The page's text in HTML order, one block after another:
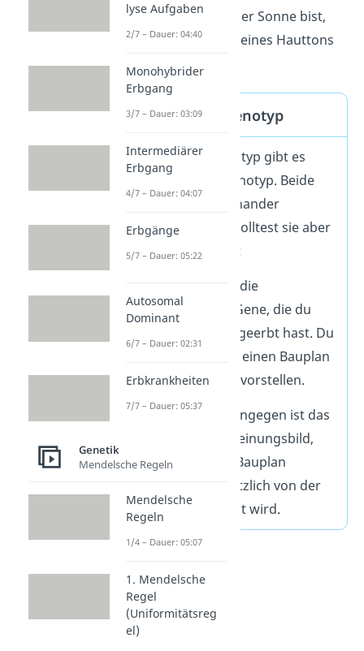
zum Beispiel viel in der Sonne bist,
wird der Phänotyp deines Hauttons
dunkler.
Phänotyp vs. Genotyp
Neben dem Phänotyp gibt es
auch noch den Genotyp. Beide
hängen eng miteinander
zusammen — du solltest sie aber
nicht verwechseln:
🧬Der Genotyp ist die
Kombination der Gene, die du
von deinen Eltern geerbt hast. Du
kannst dir das wie einen Bauplan
für deinen Körper vorstellen.
👁️Der Phänotyp hingegen ist das
tatsächliche Erscheinungsbild,
das durch diesen Bauplan
entsteht und zusätzlich von der
Umwelt beeinflusst wird.
lyse Aufgaben
2/7 – Dauer: 04:40
Monohybrider
Erbgang
3/7 – Dauer: 03:09
Intermediärer
Erbgang
4/7 – Dauer: 04:07
Erbgänge
5/7 – Dauer: 05:22
Autosomal
Dominant
6/7 – Dauer: 02:31
Erbkrankheiten
7/7 – Dauer: 05:37
Genetik
Mendelsche Regeln
Mendelsche
Regeln
1/4 – Dauer: 05:07
1. Mendelsche
Regel
(Uniformitätsreg
el)